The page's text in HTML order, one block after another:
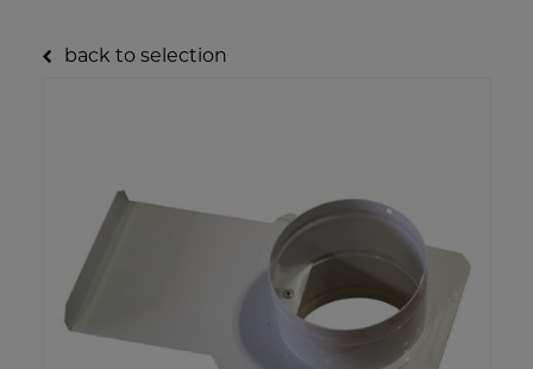
back to selection